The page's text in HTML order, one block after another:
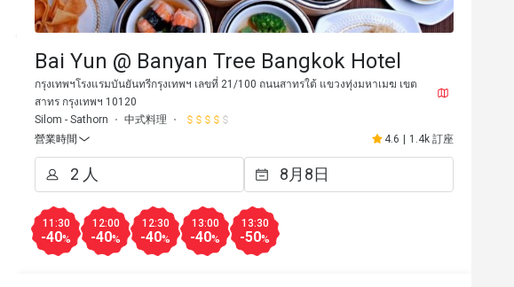
R
r****n
We love the service there. Thank you so much
for everyone, especially Koon Cin. She was
very nice and remember us even we haven't
been there for a long while. However, the
catering of tables to preserve a lot of guests
價位合理 服務細心 美好體驗
會再次回購
W
w****
service is ends at 2pm.
Bai Yun @ Banyan Tree Bangkok Hotel
กรุงเทพฯโรงแรมบันยันทรีกรุงเทพฯ เลขที่ 21/100 ถนนสาทรใต้ แขวงทุ่งมหาเมฆ เขต
สาทร กรุงเทพฯ 10120
Silom - Sathorn
中式料理
營業時間
4.6 1.4k 訂座
11:30
-40%
12:00
-40%
12:30
-40%
13:00
-40%
13:30
-50%